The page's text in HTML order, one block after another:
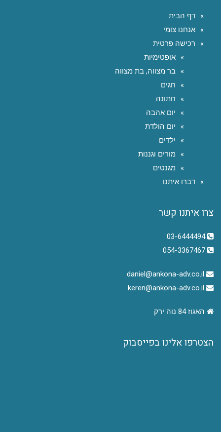
דף הבית
אנחנו צומי
רכישה פרטית
אופטימיות
בר מצווה, בת מצווה
חגים
חתונה
יום אהבה
יום הולדת
ילדים
מורים וגננות
מגנטים
דברו איתנו
צרו איתנו קשר
03-6444494
daniel@ankona-adv.co.il
keren@ankona-adv.co.il
האגוז 84 נוה ירק
הצטרפו אלינו בפייסבוק